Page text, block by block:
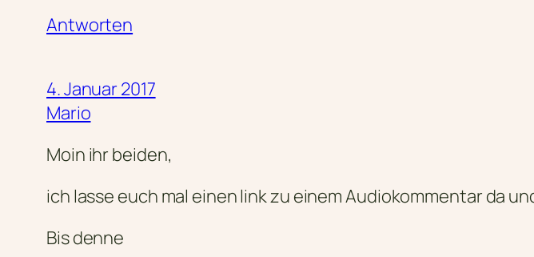
Antworten
4. Januar 2017
Mario
Moin ihr beiden,
ich lasse euch mal einen link zu einem Audiokommentar da
Bis denne